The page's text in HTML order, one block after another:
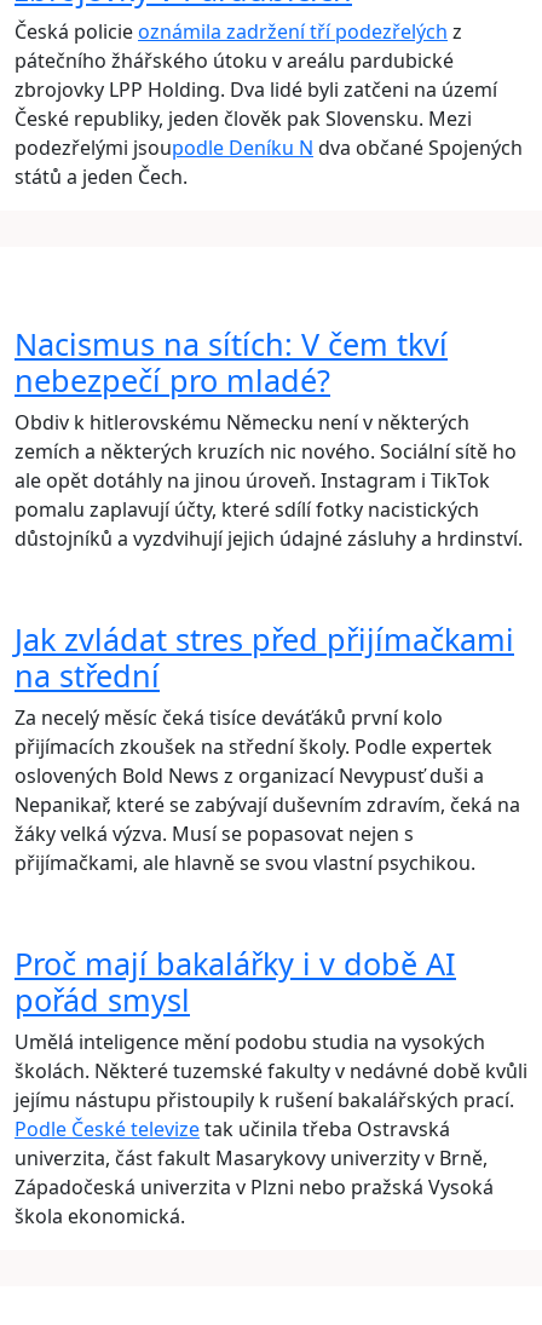
Česká policieoznámila zadržení tří podezřelých z
pátečního žhářského útoku v areálu pardubické
zbrojovky LPP Holding. Dva lidé byli zatčeni na území
České republiky, jeden člověk pak Slovensku. Mezi
podezřelými jsoupodle Deníku N dva občané Spojených
států a jeden Čech.
Nacismus na sítích: V čem tkví
nebezpečí pro mladé?
Obdiv k hitlerovskému Německu není v některých
zemích a některých kruzích nic nového. Sociální sítě ho
ale opět dotáhly na jinou úroveň. Instagram i TikTok
pomalu zaplavují účty, které sdílí fotky nacistických
důstojníků a vyzdvihují jejich údajné zásluhy a hrdinství.
Jak zvládat stres před přijímačkami
na střední
Za necelý měsíc čeká tisíce deváťáků první kolo
přijímacích zkoušek na střední školy. Podle expertek
oslovených Bold News z organizací Nevypusť duši a
Nepanikař, které se zabývají duševním zdravím, čeká na
žáky velká výzva. Musí se popasovat nejen s
přijímačkami, ale hlavně se svou vlastní psychikou.
Proč mají bakalářky i v době AI
pořád smysl
Umělá inteligence mění podobu studia na vysokých
školách. Některé tuzemské fakulty v nedávné době kvůli
jejímu nástupu přistoupily k rušení bakalářských prací.
Podle České televizetak učinila třeba Ostravská
univerzita, část fakult Masarykovy univerzity v Brně,
Západočeská univerzita v Plzni nebo pražská Vysoká
škola ekonomická.